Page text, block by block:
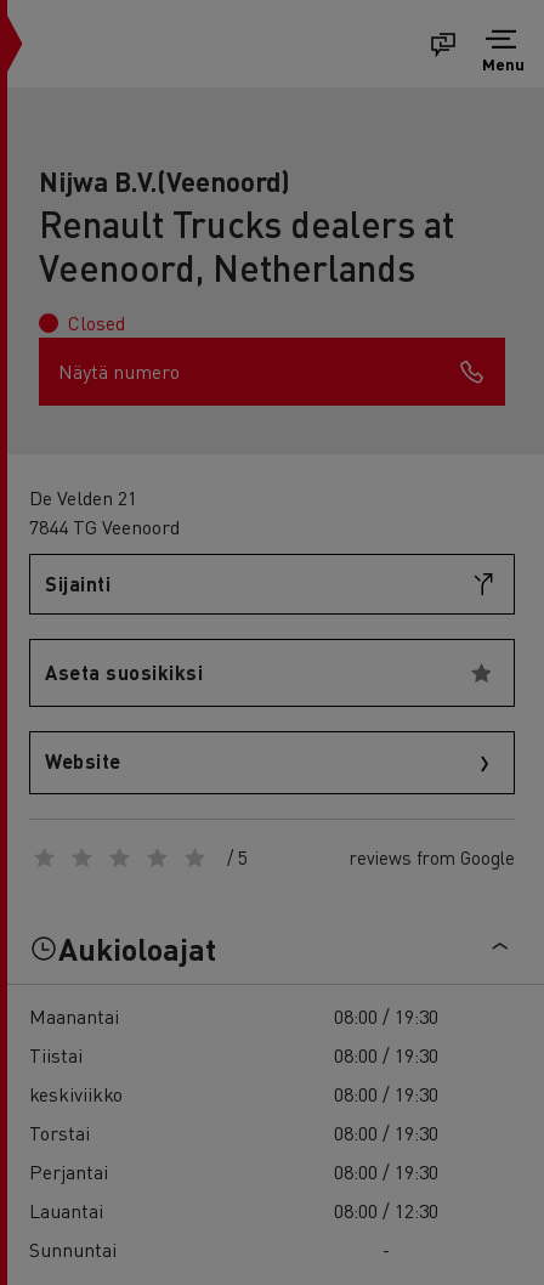
Menu
Nijwa B.V.(Veenoord)
Renault Trucks dealers at
Veenoord, Netherlands
Closed
Näytä numero
De Velden 21
7844 TG Veenoord
Sijainti
Aseta suosikiksi
Website
/ 5 reviews from Google
Aukioloajat
Maanantai
08:00 / 19:30
Tiistai
08:00 / 19:30
keskiviikko
08:00 / 19:30
Torstai
08:00 / 19:30
Perjantai
08:00 / 19:30
Lauantai
08:00 / 12:30
Sunnuntai
-